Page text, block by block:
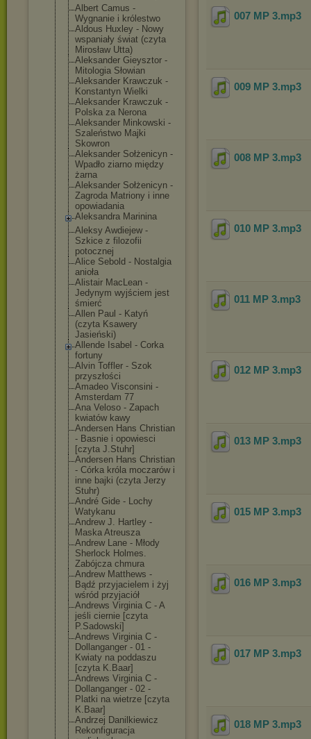
Albert Camus -
Wygnanie i królestwo
Aldous Huxley - Nowy
wspaniały świat (czyta
Mirosław Utta)
Aleksander Gieysztor -
Mitologia Słowian
Aleksander Krawczuk -
Konstantyn Wielki
Aleksander Krawczuk -
Polska za Nerona
Aleksander Minkowski -
Szaleństwo Majki
Skowron
Aleksander Sołżenicyn -
Wpadło ziarno między
żarna
Aleksander Sołżenicyn -
Zagroda Matriony i inne
opowiadania
Aleksandra Marinina
Aleksy Awdiejew -
Szkice z filozofii
potocznej
Alice Sebold - Nostalgia
anioła
Alistair MacLean -
Jedynym wyjściem jest
śmierć
Allen Paul - Katyń
(czyta Ksawery
Jasieński)
Allende Isabel - Corka
fortuny
Alvin Toffler - Szok
przyszłości
Amadeo Visconsini -
Amsterdam 77
Ana Veloso - Zapach
kwiatów kawy
Andersen Hans Christian
- Basnie i opowiesci
[czyta J.Stuhr]
Andersen Hans Christian
- Córka króla moczarów i
inne bajki (czyta Jerzy
Stuhr)
André Gide - Lochy
Watykanu
Andrew J. Hartley -
Maska Atreusza
Andrew Lane - Młody
Sherlock Holmes.
Zabójcza chmura
Andrew Matthews -
Bądź przyjacielem i żyj
wśród przyjaciół
Andrews Virginia C - A
jeśli ciernie [czyta
P.Sadowski]
Andrews Virginia C -
Dollanganger - 01 -
Kwiaty na poddaszu
[czyta K.Baar]
Andrews Virginia C -
Dollanganger - 02 -
Platki na wietrze [czyta
K.Baar]
Andrzej Danilkiewicz
Rekonfiguracja
007 MP 3.mp3
009 MP 3.mp3
008 MP 3.mp3
010 MP 3.mp3
011 MP 3.mp3
012 MP 3.mp3
013 MP 3.mp3
015 MP 3.mp3
016 MP 3.mp3
017 MP 3.mp3
018 MP 3.mp3